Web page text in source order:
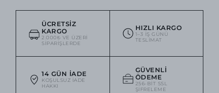
ÜCRETSIZ
KARGO
2.000₺ VE ÜZERI
SIPARIŞLERDE
HIZLI KARGO
1–3 IŞ GÜNÜ
TESLIMAT
14 GÜN İADE
KOŞULSUZ IADE
HAKKI
GÜVENLI
ÖDEME
256-BIT SSL
ŞIFRELEME